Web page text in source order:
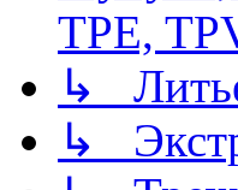
TPE,
↳
↳